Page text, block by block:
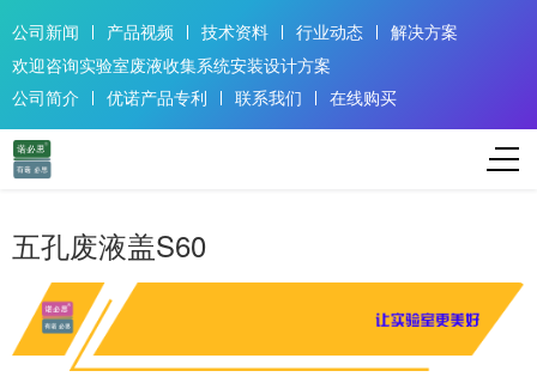
公司新闻 产品视频 技术资料 行业动态
解决方案
欢迎咨询实验室废液收集系统安装设计方案
公司简介
优诺产品专利 联系我们 在线购买
五孔废液盖S60